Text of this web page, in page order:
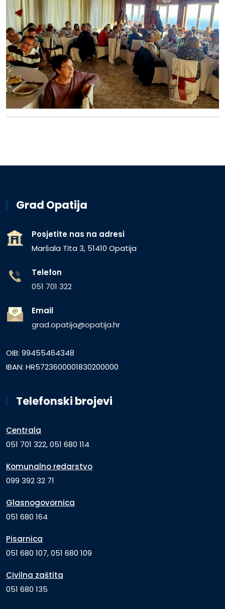
Grad Opatija
Posjetite nas na adresi
Maršala Tita 3, 51410 Opatija
Telefon
051 701 322
Email
grad.opatija@opatija.hr
OIB: 99455464348
IBAN: HR5723600001830200000
Telefonski brojevi
Centrala
051 701 322, 051 680 114
Komunalno redarstvo
099 392 32 71
Glasnogovornica
051 680 164
Pisarnica
051 680 107, 051 680 109
Civilna zaštita
051 680 135